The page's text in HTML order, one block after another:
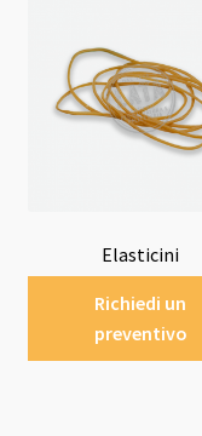
Elasticini
Richiedi un
preventivo